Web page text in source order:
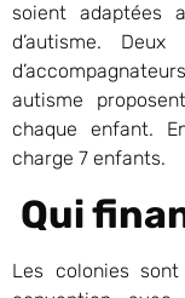
soient adaptées
d’autisme.
autisme
chaque enfant.
charge 7 enfants.
Qui
Les colonies